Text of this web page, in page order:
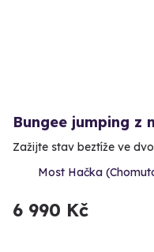
Bungee jumping z
Zažijte stav beztíže ve
Most Hačka
6 990 Kč